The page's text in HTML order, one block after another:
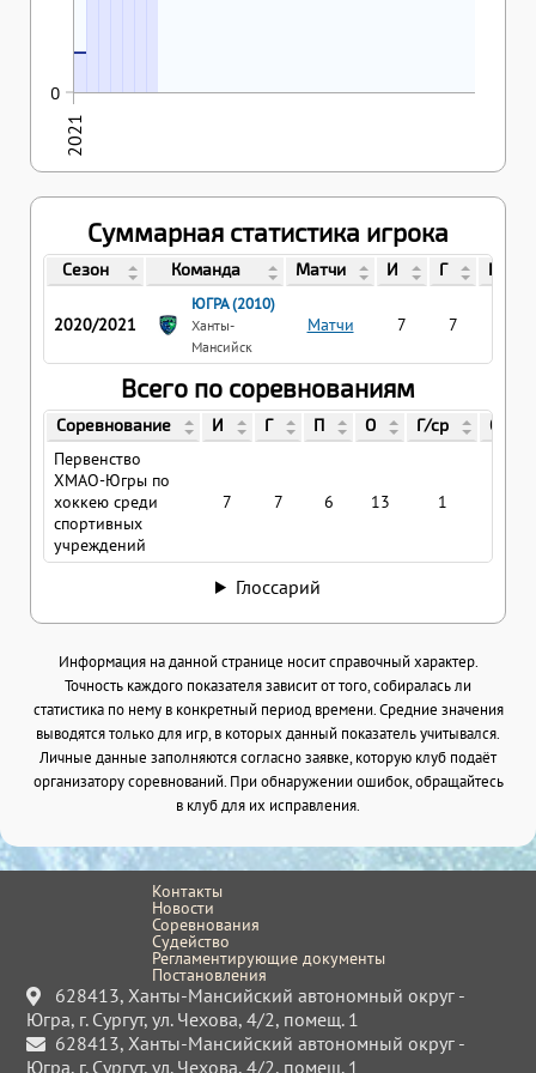
0
2021
Суммарная статистика игрока
Сезон Команда Матчи И Г П
2020/2021
ЮГРА (2010)
Ханты-
Мансийск
Матчи 7 7
Всего по соревнованиям
Соревнование И Г П О Г/ср О/ср
Первенство
ХМАО-Югры по
хоккею среди
спортивных
учреждений
7 7 6 13 1
Глоссарий
Информация на данной странице носит справочный характер.
Точность каждого показателя зависит от того, собиралась ли
статистика по нему в конкретный период времени. Средние значения
выводятся только для игр, в которых данный показатель учитывался.
Личные данные заполняются согласно заявке, которую клуб подаёт
организатору соревнований. При обнаружении ошибок, обращайтесь
в клуб для их исправления.
Контакты
Новости
Соревнования
Судейство
Регламентирующие документы
Постановления
628413, Ханты-Мансийский автономный округ -
Югра, г. Сургут, ул. Чехова, 4/2, помещ. 1
628413, Ханты-Мансийский автономный округ -
Югра, г. Сургут, ул. Чехова, 4/2, помещ. 1